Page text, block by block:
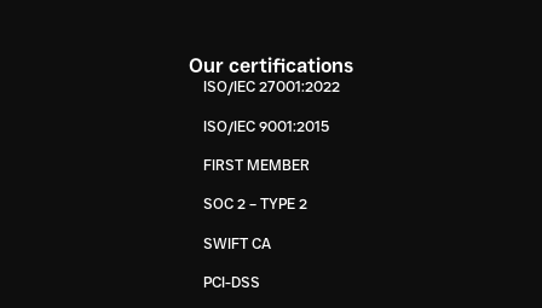
Our certifications
ISO/IEC 27001:2022
ISO/IEC 9001:2015
FIRST MEMBER
SOC 2 – TYPE 2
SWIFT CA
PCI-DSS